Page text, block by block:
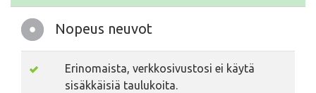
Nopeus neuvot
Erinomaista, verkkosivustosi ei käytä
sisäkkäisiä taulukoita.